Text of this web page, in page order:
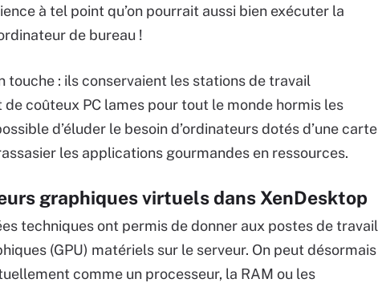
à tel point qu’on pourrait aussi bien exécuter la
de bureau !
touche : ils conservaient les stations de travail
coûteux PC lames pour tout le monde hormis les
d’éluder le besoin d’ordinateurs dotés d’une carte
les applications gourmandes en ressources.
graphiques virtuels dans XenDesktop
techniques ont permis de donner aux postes de travail
(GPU) matériels sur le serveur. On peut désormais
comme un processeur, la RAM ou les